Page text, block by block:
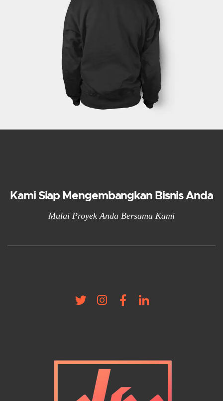
Kami Siap Mengembangkan Bisnis Anda
Mulai Proyek Anda Bersama Kami